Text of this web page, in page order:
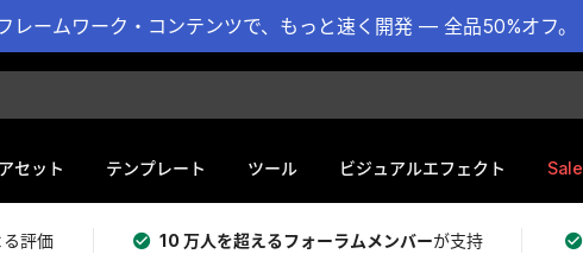
レームワーク・コンテンツで、もっと速く開発 — 全品50%オフ。
セット テンプレート ツール ビジュアルエフェクト Sale
る評価 10 万人を超えるフォーラムメンバーが支持